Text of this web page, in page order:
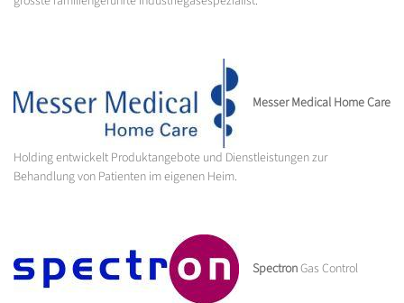
Messer Medical Home Care
Holding entwickelt Produktangebote und Dienstleistungen zur
Behandlung von Patienten im eigenen Heim.
SpectronGas Control